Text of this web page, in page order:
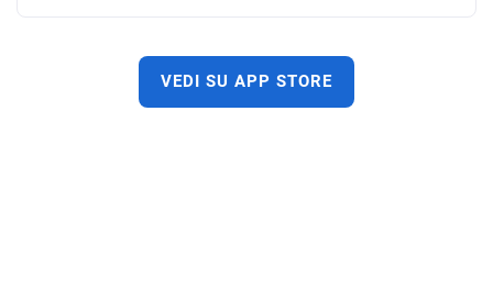
VEDI SU APP STORE